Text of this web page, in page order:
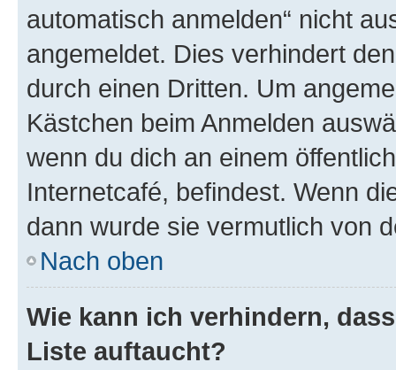
automatisch anmelden“ nicht
angemeldet. Dies verhindert
durch einen Dritten. Um
Kästchen beim Anmelden
wenn du dich an einem
Internetcafé, befindest. Wenn
dann wurde sie vermutlich von
Nach oben
Wie kann ich verhindern,
Liste auftaucht?